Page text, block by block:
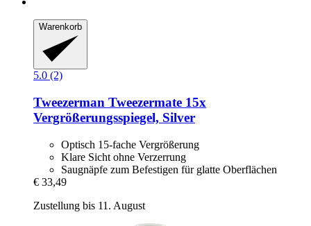
Warenkorb
5.0 (2)
Tweezerman Tweezermate 15x
Vergrößerungsspiegel, Silver
Optisch 15-fache Vergrößerung
Klare Sicht ohne Verzerrung
Saugnäpfe zum Befestigen für glatte Oberflächen
€ 33,49
Zustellung bis 11. August